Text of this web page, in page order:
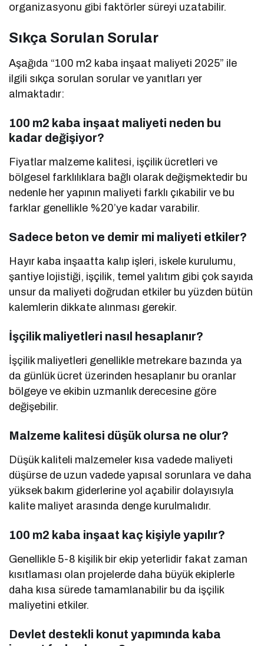
organizasyonu gibi faktörler süreyi uzatabilir.
Sıkça Sorulan Sorular
Aşağıda “100 m2 kaba inşaat maliyeti 2025” ile
ilgili sıkça sorulan sorular ve yanıtları yer
almaktadır:
100 m2 kaba inşaat maliyeti neden bu
kadar değişiyor?
Fiyatlar malzeme kalitesi, işçilik ücretleri ve
bölgesel farklılıklara bağlı olarak değişmektedir bu
nedenle her yapının maliyeti farklı çıkabilir ve bu
farklar genellikle %20’ye kadar varabilir.
Sadece beton ve demir mi maliyeti etkiler?
Hayır kaba inşaatta kalıp işleri, iskele kurulumu,
şantiye lojistiği, işçilik, temel yalıtım gibi çok sayıda
unsur da maliyeti doğrudan etkiler bu yüzden bütün
kalemlerin dikkate alınması gerekir.
İşçilik maliyetleri nasıl hesaplanır?
İşçilik maliyetleri genellikle metrekare bazında ya
da günlük ücret üzerinden hesaplanır bu oranlar
bölgeye ve ekibin uzmanlık derecesine göre
değişebilir.
Malzeme kalitesi düşük olursa ne olur?
Düşük kaliteli malzemeler kısa vadede maliyeti
düşürse de uzun vadede yapısal sorunlara ve daha
yüksek bakım giderlerine yol açabilir dolayısıyla
kalite maliyet arasında denge kurulmalıdır.
100 m2 kaba inşaat kaç kişiyle yapılır?
Genellikle 5-8 kişilik bir ekip yeterlidir fakat zaman
kısıtlaması olan projelerde daha büyük ekiplerle
daha kısa sürede tamamlanabilir bu da işçilik
maliyetini etkiler.
Devlet destekli konut yapımında kaba